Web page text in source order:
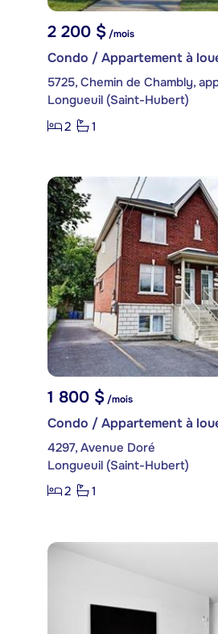
2 200 $/mois
Condo / Appartement à
5725, Chemin de Chambly,
Longueuil (Saint-Hubert)
2
1
1 800 $ /mois
Condo / Appartement à
4297, Avenue Doré
Longueuil (Saint-Hubert)
2
1